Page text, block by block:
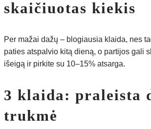
skaičiuotas kiekis
Per mažai dažų – blogiausia klaida, nes
paties atspalvio kitą dieną, o partijos gali
išeigą ir pirkite su 10–15% atsarga.
3 klaida: praleista
trukmė